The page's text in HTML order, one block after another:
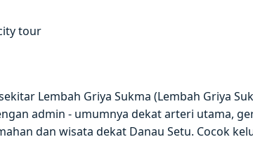
tour
Lembah Griya Sukma (Lembah Griya
admin - umumnya dekat arteri utama,
dan wisata dekat Danau Setu. Cocok